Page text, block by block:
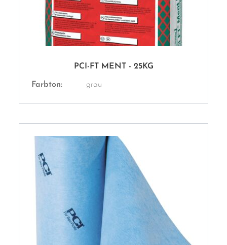
PCI-FT MENT - 25KG
Farbton: grau